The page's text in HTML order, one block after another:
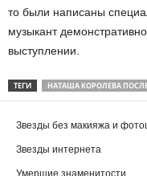
то были написаны
музыкант
выступлении.
ТЕГИ НАТАША КОРОЛЕВА
Звезды без макияжа и
Звезды интернета
Умершие знаменитости